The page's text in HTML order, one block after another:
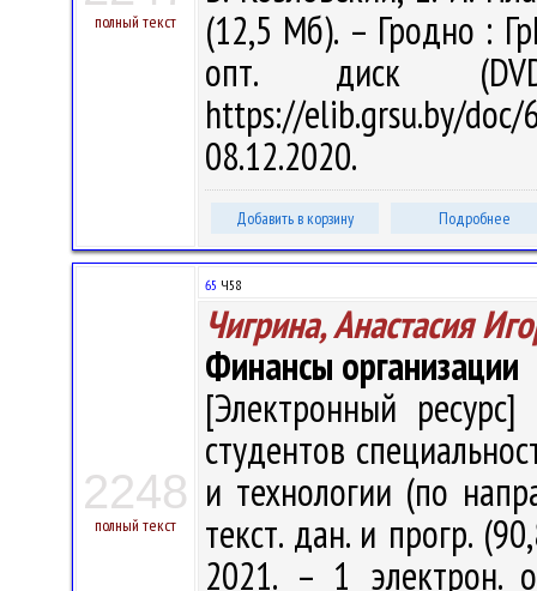
полный текст
(12,5 Мб). – Гродно :
опт. диск
https://elib.grsu.by/
08.12.2020.
Добавить в корзину Подробнее
2248
полный текст
65 Ч58
Чигрина, Анастасия
Финансы организации
[Электронный
студентов
и технологии (по
текст. дан. и прогр.
2021. – 1 электрон.